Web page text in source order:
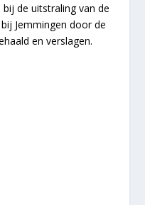
de uitstraling van de
Jemmingen door de
en verslagen.